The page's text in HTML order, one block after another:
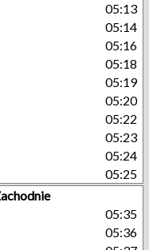
05:13
05:14
05:16
05:18
05:19
05:20
05:22
05:23
05:24
05:25
05:35
05:36